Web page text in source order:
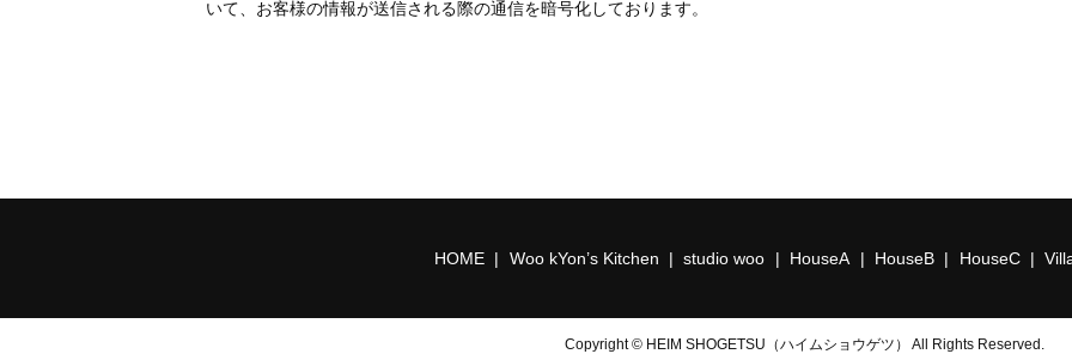
いて、お客様の情報が送信される際の通信を暗号化しております。
HOME Woo kYon’s Kitchen studio woo HouseA HouseB HouseC
Copyright © HEIM SHOGETSU（ハイムショウゲツ） All Rights Reserved.